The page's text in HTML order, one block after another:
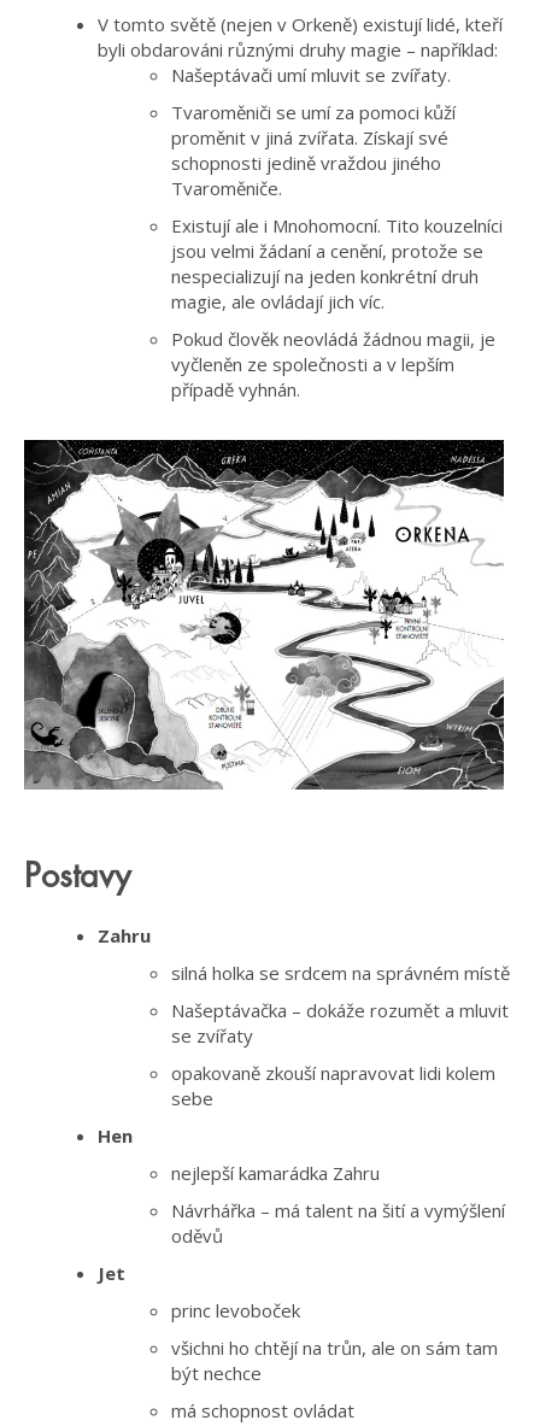
V tomto světě (nejen v Orkeně) existují lidé, kteří
byli obdarováni různými druhy magie – například:
Našeptávači umí mluvit se zvířaty.
Tvaroměniči se umí za pomoci kůží
proměnit v jiná zvířata. Získají své
schopnosti jedině vraždou jiného
Tvaroměniče.
Existují ale i Mnohomocní. Tito kouzelníci
jsou velmi žádaní a cenění, protože se
nespecializují na jeden konkrétní druh
magie, ale ovládají jich víc.
Pokud člověk neovládá žádnou magii, je
vyčleněn ze společnosti a v lepším
případě vyhnán.
Postavy
Zahru
silná holka se srdcem na správném místě
Našeptávačka – dokáže rozumět a mluvit
se zvířaty
opakovaně zkouší napravovat lidi kolem
sebe
Hen
nejlepší kamarádka Zahru
Návrhářka – má talent na šití a vymýšlení
oděvů
Jet
princ levoboček
všichni ho chtějí na trůn, ale on sám tam
být nechce
má schopnost ovládat